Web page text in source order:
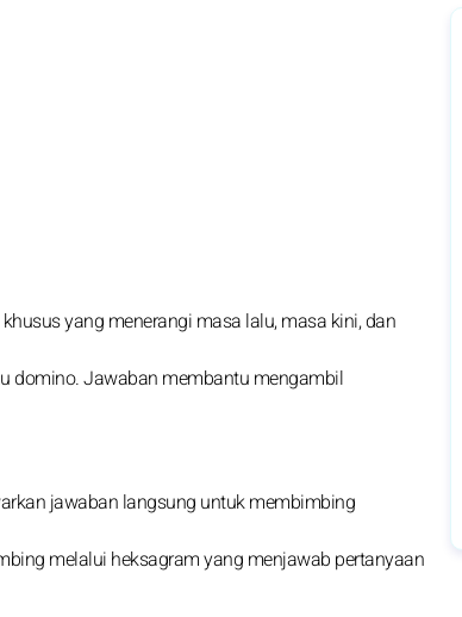
yang menerangi masa lalu, masa kini, dan
domino. Jawaban membantu mengambil
jawaban langsung untuk membimbing
melalui heksagram yang menjawab pertanyaan